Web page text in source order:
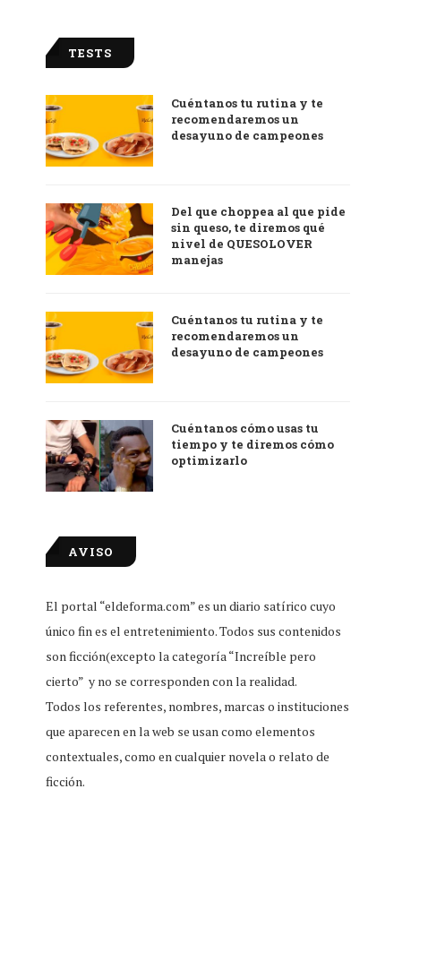
TESTS
Cuéntanos tu rutina y te
recomendaremos un
desayuno de campeones
Del que choppea al que pide
sin queso, te diremos qué
nivel de QUESOLOVER
manejas
Cuéntanos tu rutina y te
recomendaremos un
desayuno de campeones
Cuéntanos cómo usas tu
tiempo y te diremos cómo
optimizarlo
AVISO
El portal “eldeforma.com” es un diario satírico cuyo
único fin es el entretenimiento. Todos sus contenidos
son ficción(excepto la categoría “Increíble pero
cierto” y no se corresponden con la realidad.
Todos los referentes, nombres, marcas o instituciones
que aparecen en la web se usan como elementos
contextuales, como en cualquier novela o relato de
ficción.